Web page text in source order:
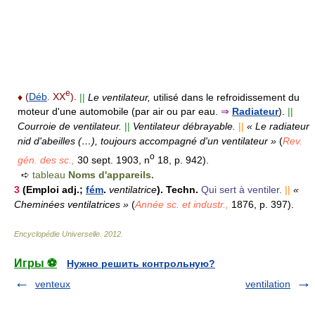
♦ (Déb. XXe). || Le ventilateur, utilisé dans le refroidissement du
moteur d'une automobile (par air ou par eau. ⇒ Radiateur). ||
Courroie de ventilateur. || Ventilateur débrayable. || « Le radiateur
nid d'abeilles (…), toujours accompagné d'un ventilateur » (Rev.
gén. des sc.,
30 sept. 1903, no 18, p. 942).
➪ tableau Noms d'appareils.
3 (Emploi adj.; fém. ventilatrice). Techn. Qui sert à ventiler. || «
Cheminées ventilatrices » (Année sc. et industr., 1876, p. 397).
Encyclopédie Universelle 2012
Игры ⚽
Нужно решить контрольную?
venteux
ventilation